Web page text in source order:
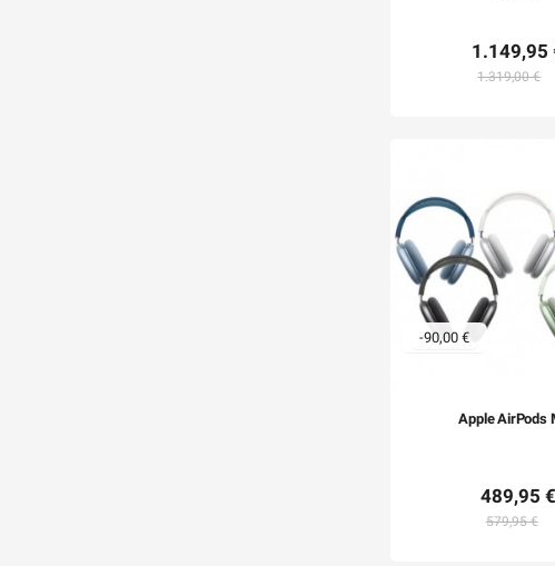
1.149,95
1.319,00 €
-90,00 €
Apple AirPods
489,95 €
579,95 €